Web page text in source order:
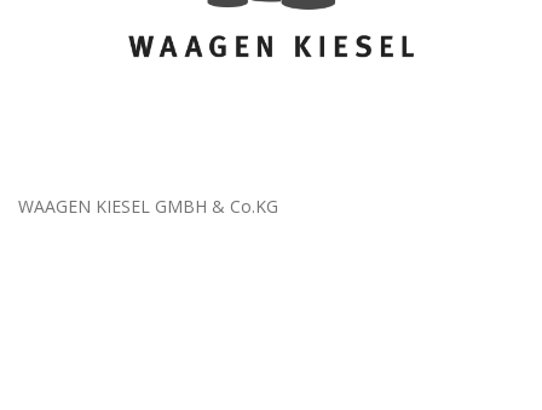
WAAGEN KIESEL GMBH & Co.KG